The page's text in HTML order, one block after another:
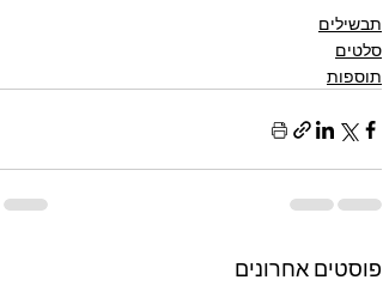
תבשילים
סלטים
תוספות
פוסטים אחרונים